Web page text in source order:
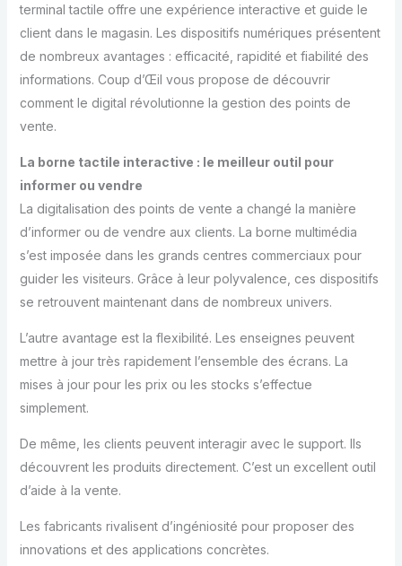
terminal tactile offre une expérience interactive et guide le
client dans le magasin. Les dispositifs numériques présentent
de nombreux avantages : efficacité, rapidité et fiabilité des
informations. Coup d’Œil vous propose de découvrir
comment le digital révolutionne la gestion des points de
vente.
La borne tactile interactive : le meilleur outil pour
informer ou vendre
La digitalisation des points de vente a changé la manière
d’informer ou de vendre aux clients. La borne multimédia
s’est imposée dans les grands centres commerciaux pour
guider les visiteurs. Grâce à leur polyvalence, ces dispositifs
se retrouvent maintenant dans de nombreux univers.
L’autre avantage est la flexibilité. Les enseignes peuvent
mettre à jour très rapidement l’ensemble des écrans. La
mises à jour pour les prix ou les stocks s’effectue
simplement.
De même, les clients peuvent interagir avec le support. Ils
découvrent les produits directement. C’est un excellent outil
d’aide à la vente.
Les fabricants rivalisent d’ingéniosité pour proposer des
innovations et des applications concrètes.